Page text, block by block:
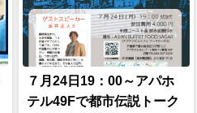
７月24日19：00～アパホ
テル49Fで都市伝説トーク